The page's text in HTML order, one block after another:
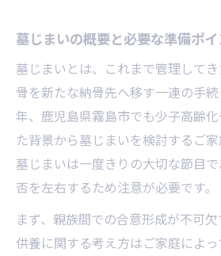
霧島市で安心できる墓じ
徴
口コミや評判を活用した
法
費用や対応範囲を比較す
び
見積もり依頼時の墓じま
ト
費用面が気になる方へ向けた
墓じまいの概要と必要な準備ポイ
墓じまいとは、これまで管理して
骨を新たな納骨先へ移す一連の手
年、鹿児島県霧島市でも少子高齢
た背景から墓じまいを検討するご家
墓じまいは一度きりの大切な節目
否を左右するため注意が必要です。
まず、親族間での合意形成が不可
供養に関する考え方はご家庭によ